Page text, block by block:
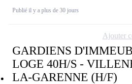
Publié il y a plus de 30 jours
GARDIENS
LOGE 40H/S -
LA-GARENNE (H/F)
Ajouter